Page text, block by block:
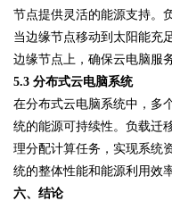
节点提供灵活的能源支持。
当边缘节点移动到太阳能充
边缘节点上，确保云电脑服
5.3 分布式云电脑系统
在分布式云电脑系统中，多
统的能源可持续性。负载迁
理分配计算任务，实现系统
统的整体性能和能源利用效率
六、结论